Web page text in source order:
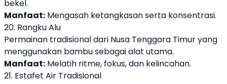
bekel.
Manfaat: Mengasah ketangkasan serta konsentrasi.
20. Rangku Alu
Permainan tradisional dari Nusa Tenggara Timur yang
menggunakan bambu sebagai alat utama.
Manfaat: Melatih ritme, fokus, dan kelincahan.
21. Estafet Air Tradisional